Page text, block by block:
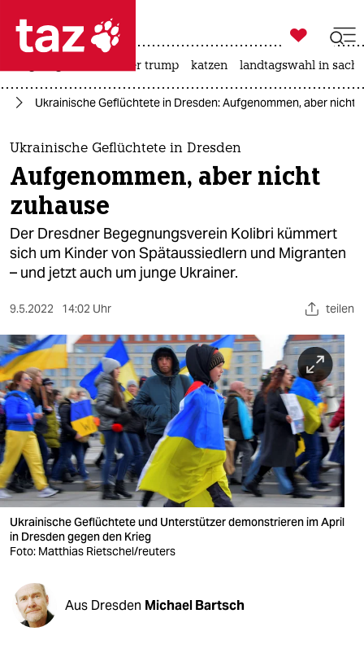
 taz zahl ich
taz zahl ich
themen
politik
öko
gesellschaft
sport
berlin
nord
wahrheit
verlag
verlag
veranstaltungen
fragen & hilfe

taz zahl ich
usa unter trump katzen landtagswahl in
Ukrainische Geflüchtete in Dresden: Aufgenommen, aber nicht
Ukrainische Geflüchtete in Dresden
Aufgenommen, aber nicht
zuhause
Der Dresdner Begegnungsverein Kolibri kümmert
sich um Kinder von Spätaussiedlern und Migranten
– und jetzt auch um junge Ukrainer.
9.5.2022 14:02 Uhr teilen
Ukrainische Geflüchtete und Unterstützer demonstrieren im April
in Dresden gegen den Krieg
Foto: Matthias Rietschel/reuters
Aus Dresden Michael Bartsch